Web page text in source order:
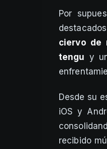
Por
ciervo de
tengu y
Desde su
iOS y
recibido